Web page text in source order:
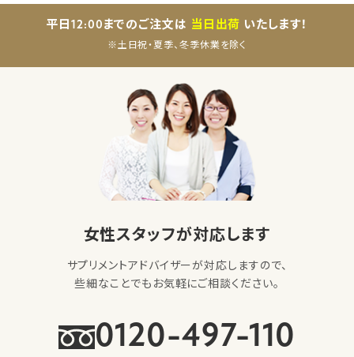
平日12:00までのご注文は 当日出荷 いたします！
※土日祝・夏季、冬季休業を除く
女性スタッフが対応します
サプリメントアドバイザーが対応しますので、
些細なことでもお気軽にご相談ください。
0120-497-110